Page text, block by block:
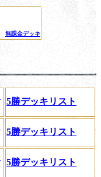
無課金デッキ
5勝デッキリスト
5勝デッキリスト
5勝デッキリスト